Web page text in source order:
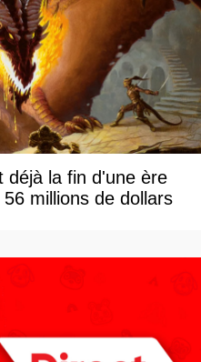
déjà la fin d'une ère
millions de dollars